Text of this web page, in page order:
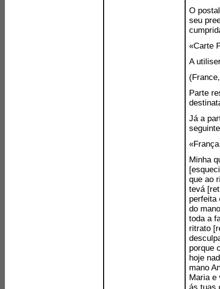
O
seu
«Carte
A
Parte
Já a
Minha
que ao
tevá
perfeita
do
toda a
ritrato
porque
hoje
mano
Maria e